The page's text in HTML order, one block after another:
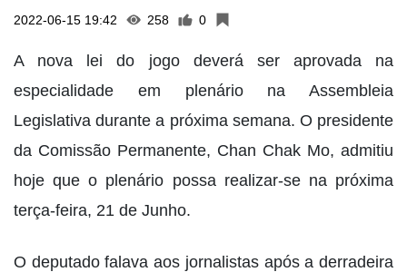
2022-06-15 19:42 258 0
A nova lei do jogo deverá ser aprovada na
especialidade em plenário na Assembleia
Legislativa durante a próxima semana. O presidente
da Comissão Permanente, Chan Chak Mo, admitiu
hoje que o plenário possa realizar-se na próxima
terça-feira, 21 de Junho.
O deputado falava aos jornalistas após a derradeira